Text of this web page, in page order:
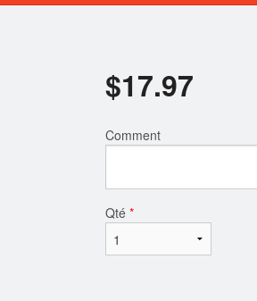
impériaux au porc (3 mcx)
8.
$17.97
Comment
Qté *